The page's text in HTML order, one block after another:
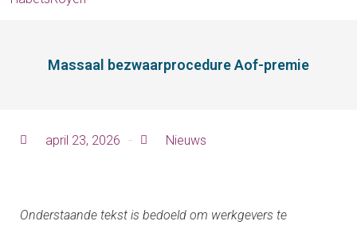
Massaal bezwaarprocedure Aof-premie
april 23, 2026 Nieuws
Onderstaande tekst is bedoeld om werkgevers te